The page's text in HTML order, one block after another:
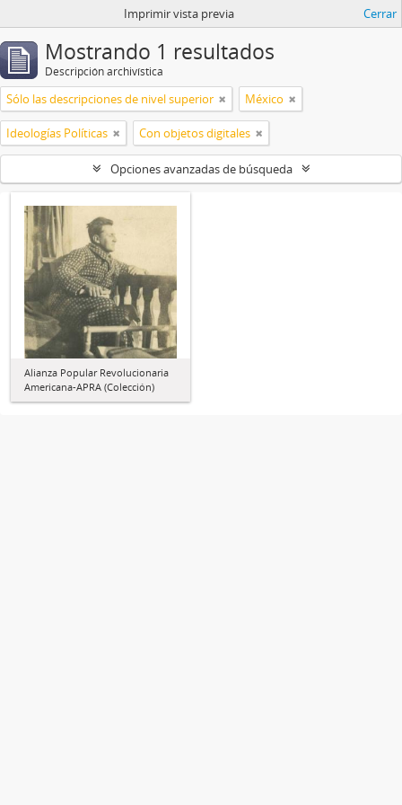
Imprimir vista previa Cerrar
Mostrando 1 resultados
Descripción archivística
Sólo las descripciones de nivel superior México
Ideologías Políticas Con objetos digitales
Opciones avanzadas de búsqueda
Alianza Popular Revolucionaria
Americana-APRA (Colección)